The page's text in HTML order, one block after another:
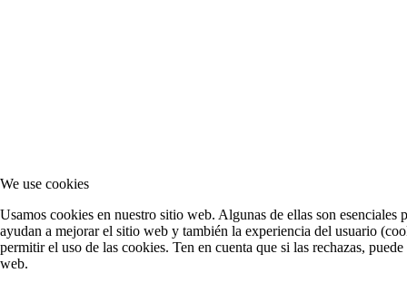
We use cookies
Usamos cookies en nuestro sitio web. Algunas de ellas son
ayudan a mejorar el sitio web y también la experiencia del usuario
permitir el uso de las cookies. Ten en cuenta que si las rechazas,
web.